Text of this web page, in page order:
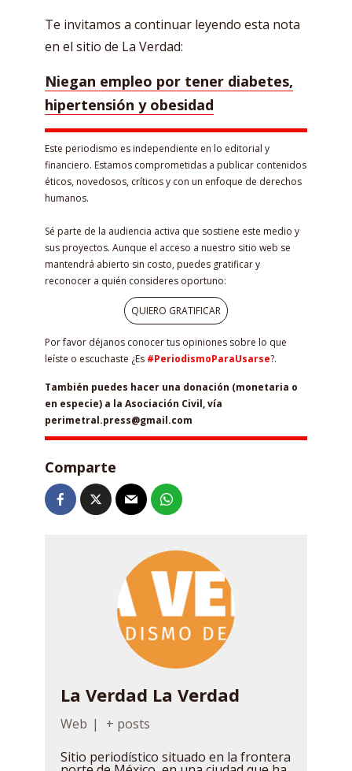
Te invitamos a continuar leyendo esta nota
en el sitio de La Verdad:
Niegan empleo por tener diabetes,
hipertensión y obesidad
Este periodismo es independiente en lo editorial y
financiero. Estamos comprometidas a publicar contenidos
éticos, novedosos, críticos y con un enfoque de derechos
humanos.
Sé parte de la audiencia activa que sostiene este medio y
sus proyectos. Aunque el acceso a nuestro sitio web se
mantendrá abierto sin costo, puedes gratificar y
reconocer a quién consideres oportuno:
QUIERO GRATIFICAR
Por favor déjanos conocer tus opiniones sobre lo que
leíste o escuchaste ¿Es #PeriodismoParaUsarse?.
También puedes hacer una donación (monetaria o
en especie) a la Asociación Civil, vía
perimetral.press@gmail.com
Comparte
La Verdad La Verdad
Web |
+ posts
Sitio periodístico situado en la frontera